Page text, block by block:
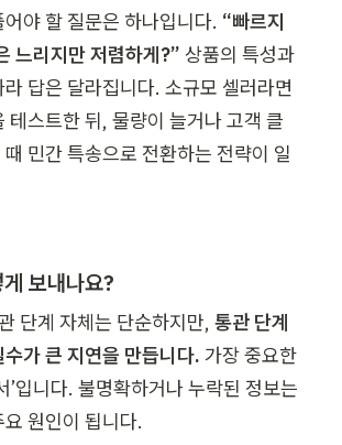
야 할 질문은 하나입니다. “빠르지
느리지만 저렴하게?” 상품의 특성과
답은 달라집니다. 소규모 셀러라면
테스트한 뒤, 물량이 늘거나 고객 클
민간 특송으로 전환하는 전략이 일
보내나요?
단계 자체는 단순하지만, 통관 단계
가 큰 지연을 만듭니다. 가장 중요한
’입니다. 불명확하거나 누락된 정보는
원인이 됩니다.